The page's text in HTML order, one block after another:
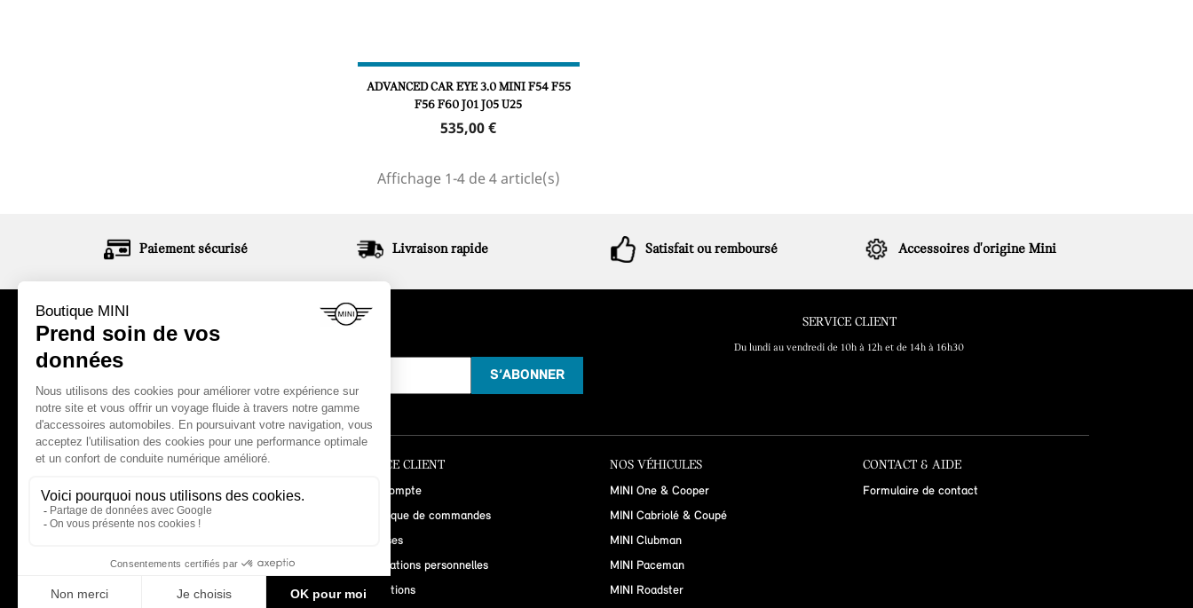
ADVANCED CAR EYE 3.0 MINI F54 F55
F56 F60 J01 J05 U25
Prix
535,00 €
Affichage 1-4 de 4 article(s)
Paiement sécurisé Livraison rapide Satisfait ou remboursé Accessoires d'origine Mini
ABONNEZ-VOUS À NOTRE NEWSLETTER SERVICE CLIENT
Du lundi au vendredi de 10h à 12h et de 14h à 16h30
LA BOUTIQUE
Comment commander ?
Garanties MINI
Conditions de vente
ESPACE CLIENT
Mon compte
Historique de commandes
Adresses
Informations personnelles
Promotions
NOS VÉHICULES
MINI One & Cooper
MINI Cabriolé & Coupé
MINI Clubman
MINI Paceman
MINI Roadster
CONTACT & AIDE
Formulaire de contact